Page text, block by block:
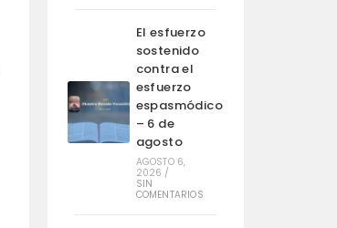
El esfuerzo
sostenido
contra el
esfuerzo
espasmódico
– 6 de
agosto
AGOSTO 6,
2026 /
SIN
COMENTARIOS